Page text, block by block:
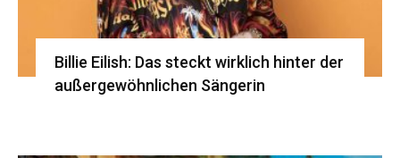
Billie Eilish: Das steckt wirklich hinter der
außergewöhnlichen Sängerin